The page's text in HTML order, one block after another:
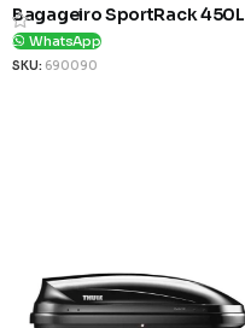
Bagageiro SportRack 450L
WhatsApp
SKU: 690090